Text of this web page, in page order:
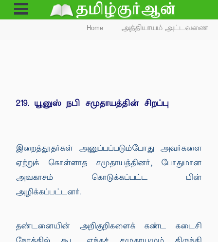
Open
Menu
Home அத்தியாயம் அட்டவணை
219. யூனுஸ் நபி சமுதாயத்தின் சிறப்பு
இறைத்தூதர்கள் அனுப்பப்படும்போது அவர்களை
ஏற்றுக் கொள்ளாத சமுதாயத்தினர், போதுமான
அவகாசம் கொடுக்கப்பட்ட பின்
அழிக்கப்பட்டனர்.
தண்டனையின் அறிகுறிகளைக் கண்ட கடைசி